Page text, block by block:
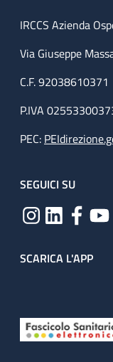
IRCCS Azienda
Via Giuseppe
C.F. 92038610371
P.IVA
PEC:
SEGUICI SU
SCARICA L'APP